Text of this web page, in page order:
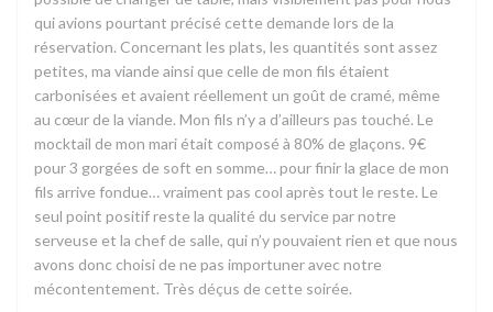
qui avions pourtant précisé cette demande lors de la
réservation. Concernant les plats, les quantités sont assez
petites, ma viande ainsi que celle de mon fils étaient
carbonisées et avaient réellement un goût de cramé, même
au cœur de la viande. Mon fils n’y a d’ailleurs pas touché. Le
mocktail de mon mari était composé à 80% de glaçons. 9€
pour 3 gorgées de soft en somme… pour finir la glace de mon
fils arrive fondue… vraiment pas cool après tout le reste. Le
seul point positif reste la qualité du service par notre
serveuse et la chef de salle, qui n’y pouvaient rien et que nous
avons donc choisi de ne pas importuner avec notre
mécontentement. Très déçus de cette soirée.